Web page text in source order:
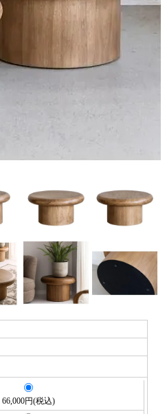
66,000円(税込)